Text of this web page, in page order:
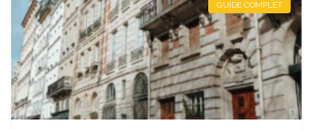
GUIDE COMPLET